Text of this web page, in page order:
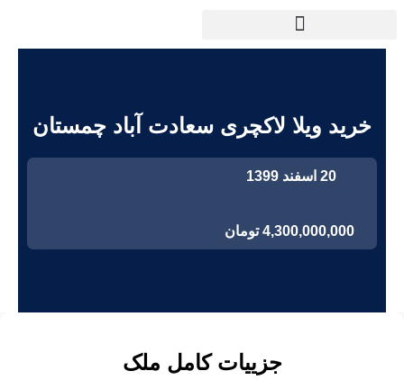
خرید ویلا لاکچری سعادت آباد چمستان
20 اسفند 1399
4,300,000,000 تومان
جزییات کامل ملک